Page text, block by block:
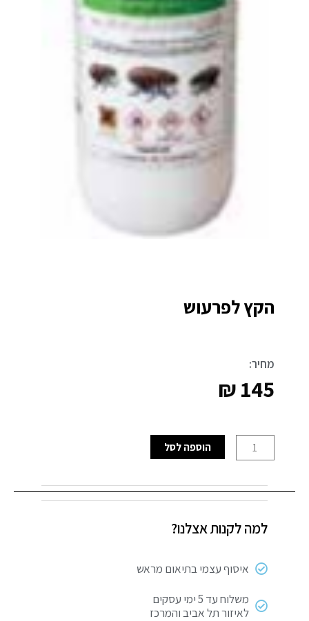
הקץ לפרעוש
מחיר:
₪145
של
לפרעוש
הוספה לסל
למה לקנות אצלנו?
איסוף עצמי בתיאום מראש
משלוח עד 5 ימי עסקים
לאיזור תל אביב והמרכז